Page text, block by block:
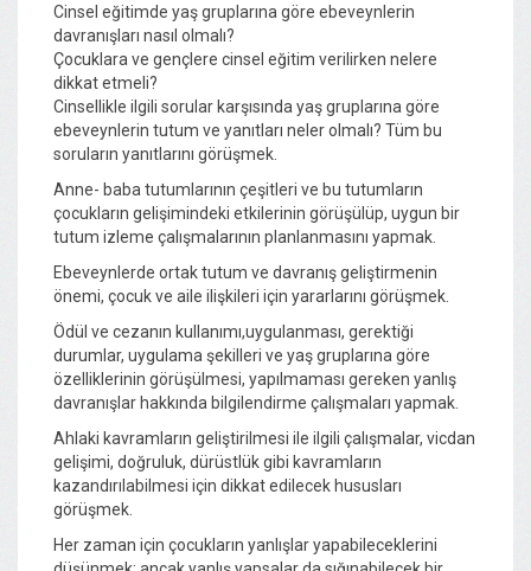
Cinsel eğitimde yaş gruplarına göre ebeveynlerin
davranışları nasıl olmalı?
Çocuklara ve gençlere cinsel eğitim verilirken nelere
dikkat etmeli?
Cinsellikle ilgili sorular karşısında yaş gruplarına göre
ebeveynlerin tutum ve yanıtları neler olmalı? Tüm bu
soruların yanıtlarını görüşmek.
Anne- baba tutumlarının çeşitleri ve bu tutumların
çocukların gelişimindeki etkilerinin görüşülüp, uygun bir
tutum izleme çalışmalarının planlanmasını yapmak.
Ebeveynlerde ortak tutum ve davranış geliştirmenin
önemi, çocuk ve aile ilişkileri için yararlarını görüşmek.
Ödül ve cezanın kullanımı,uygulanması, gerektiği
durumlar, uygulama şekilleri ve yaş gruplarına göre
özelliklerinin görüşülmesi, yapılmaması gereken yanlış
davranışlar hakkında bilgilendirme çalışmaları yapmak.
Ahlaki kavramların geliştirilmesi ile ilgili çalışmalar, vicdan
gelişimi, doğruluk, dürüstlük gibi kavramların
kazandırılabilmesi için dikkat edilecek hususları
görüşmek.
Her zaman için çocukların yanlışlar yapabileceklerini